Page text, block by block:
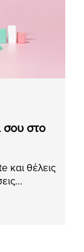
σου στο
και θέλεις